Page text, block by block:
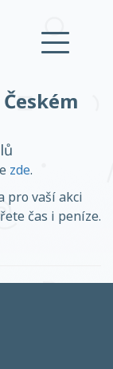
Přihlásit se
účet
zde.
pro vaší akci
čas i peníze.